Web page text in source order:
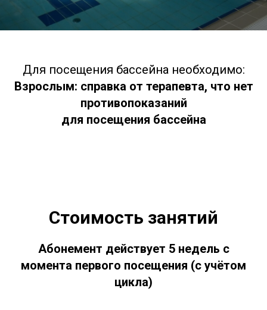
Для посещения бассейна необходимо:
Взрослым: справка от терапевта, что нет
противопоказаний
для посещения бассейна
Стоимость занятий
Абонемент действует 5 недель с
момента первого посещения (с учётом
цикла)